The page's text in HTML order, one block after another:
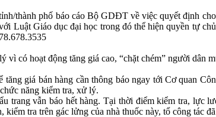
thành phố báo cáo Bộ GDĐT về việc quyết định
Luật Giáo dục đại học trong đó thể hiện quyền tự
có hoạt động tăng giá cao, “chặt chém” người dân
giá bán hàng cần thông báo ngay tới Cơ quan
năng kiểm tra, xử lý.
trang vẫn báo hết hàng. Tại thời điểm kiểm tra,
tra trên gác lửng của nhà thuốc này, tổ công tác